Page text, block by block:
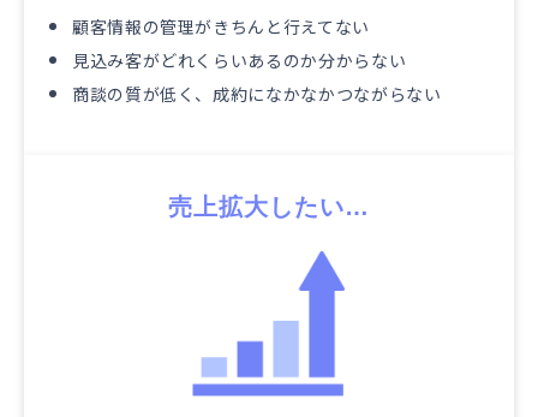
顧客情報の管理がきちんと行えてない
見込み客がどれくらいあるのか分からない
商談の質が低く、成約になかなかつながらない
売上拡大したい…